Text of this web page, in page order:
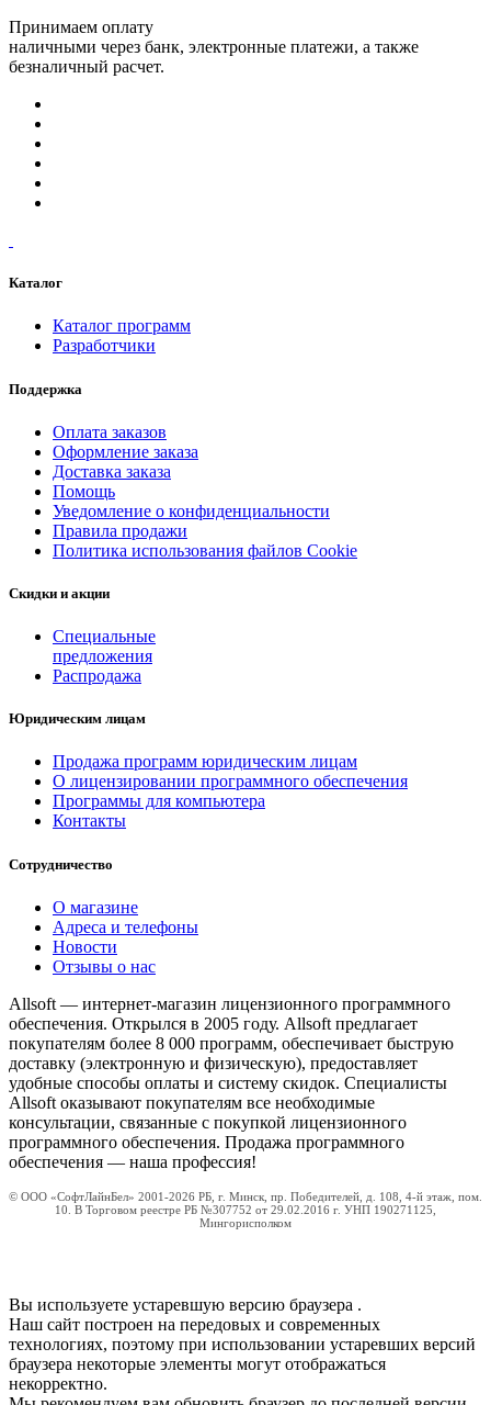
Принимаем оплату
наличными через банк, электронные платежи, а также
безналичный расчет.
Каталог
Каталог программ
Разработчики
Поддержка
Оплата заказов
Оформление заказа
Доставка заказа
Помощь
Уведомление о конфиденциальности
Правила продажи
Политика использования файлов Cookie
Скидки и акции
Специальные
предложения
Распродажа
Юридическим лицам
Продажа программ юридическим лицам
О лицензировании программного обеспечения
Программы для компьютера
Контакты
Сотрудничество
О магазине
Адреса и телефоны
Новости
Отзывы о нас
Allsoft — интернет-магазин лицензионного программного
обеспечения. Открылся в 2005 году. Allsoft предлагает
покупателям более 8 000 программ, обеспечивает быструю
доставку (электронную и физическую), предоставляет
удобные способы оплаты и систему скидок. Специалисты
Allsoft оказывают покупателям все необходимые
консультации, связанные с покупкой лицензионного
программного обеспечения. Продажа программного
обеспечения — наша профессия!
© ООО «СофтЛайнБел» 2001-2026 РБ, г. Минск, пр. Победителей, д. 108, 4-й этаж, пом.
10. В Торговом реестре РБ №307752 от 29.02.2016 г. УНП 190271125,
Мингорисполком
Вы используете устаревшую версию браузера .
Наш сайт построен на передовых и современных
технологиях, поэтому при использовании устаревших версий
браузера некоторые элементы могут отображаться
некорректно.